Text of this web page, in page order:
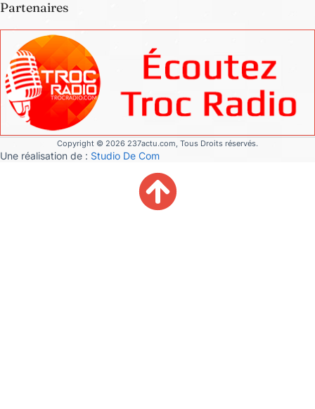
Partenaires
Copyright © 2026 237actu.com, Tous Droits réservés.
Une réalisation de : Studio De Com